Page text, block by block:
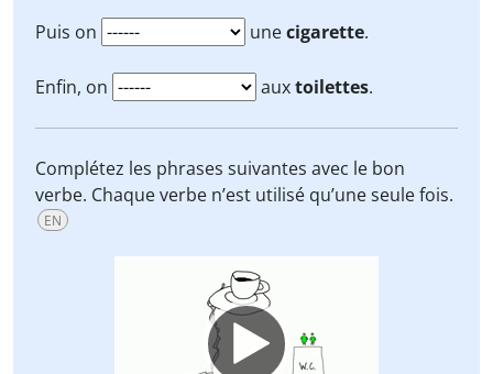
Puis on unecigarette.
Enfin, on auxtoilettes.
Complétez les phrases suivantes avec le bon
verbe. Chaque verbe n’est utilisé qu’une seule fois.
EN